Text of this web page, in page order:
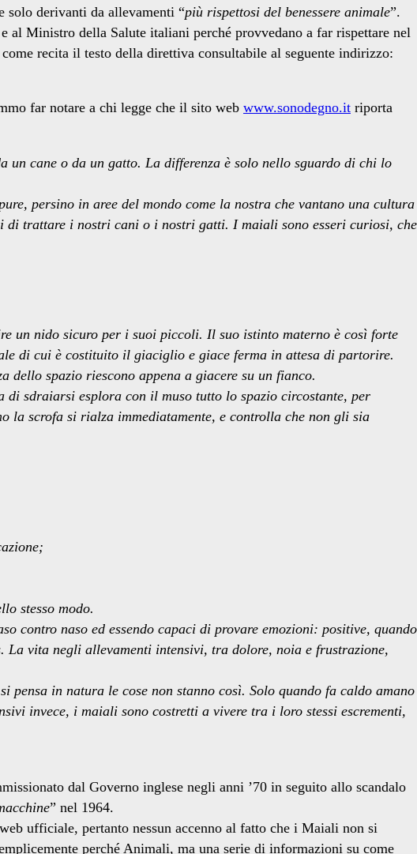
solo derivanti da allevamenti “più rispettosi del benessere animale”.
Ministro della Salute italiani perché provvedano a far rispettare nel
recita il testo della direttiva consultabile al seguente indirizzo:
far notare a chi legge che il sito web www.sonodegno.it riporta
cane o da un gatto. La differenza è solo nello sguardo di chi lo
persino in aree del mondo come la nostra che vantano una cultura
trattare i nostri cani o i nostri gatti. I maiali sono esseri curiosi, che
un nido sicuro per i suoi piccoli. Il suo istinto materno è così forte
di cui è costituito il giaciglio e giace ferma in attesa di partorire.
dello spazio riescono appena a giacere su un fianco.
sdraiarsi esplora con il muso tutto lo spazio circostante, per
la scrofa si rialza immediatamente, e controlla che non gli sia
stesso modo.
contro naso ed essendo capaci di provare emozioni: positive, quando
vita negli allevamenti intensivi, tra dolore, noia e frustrazione,
in natura le cose non stanno così. Solo quando fa caldo amano
invece, i maiali sono costretti a vivere tra i loro stessi escrementi,
dal Governo inglese negli anni ’70 in seguito allo scandalo
” nel 1964.
ufficiale, pertanto nessun accenno al fatto che i Maiali non si
perché Animali, ma una serie di informazioni su come